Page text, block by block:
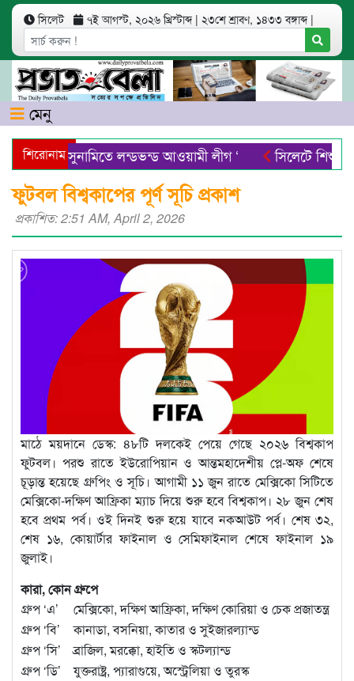
সিলেট ৭ই আগস্ট, ২০২৬ খ্রিস্টাব্দ | ২৩শে শ্রাবণ, ১৪৩৩ বঙ্গাব্দ |
মেনু
শিরোনামসুনামিতে লন্ডভন্ড আওয়ামী লীগ ‘
সিলেটে শিশু
নতুন ডিসি রেজা হাসান
সিলেটে ব্যতিক্রমধর্মী ক্যাম্পেইন
ফুটবল বিশ্বকাপের পূর্ণ সূচি প্রকাশ
প্রকাশিত: 2:51 AM, April 2, 2026
মাঠে ময়দানে ডেস্ক: ৪৮টি দলকেই পেয়ে গেছে ২০২৬ বিশ্বকাপ
ফুটবল। পরশু রাতে ইউরোপিয়ান ও আন্তমহাদেশীয় প্লে-অফ শেষে
চূড়ান্ত হয়েছে গ্রুপিং ও সূচি। আগামী ১১ জুন রাতে মেক্সিকো সিটিতে
মেক্সিকো-দক্ষিণ আফ্রিকা ম্যাচ দিয়ে শুরু হবে বিশ্বকাপ। ২৮ জুন শেষ
হবে প্রথম পর্ব। ওই দিনই শুরু হয়ে যাবে নকআউট পর্ব। শেষ ৩২,
শেষ ১৬, কোয়ার্টার ফাইনাল ও সেমিফাইনাল শেষে ফাইনাল ১৯
জুলাই।
কারা, কোন গ্রুপে
গ্রুপ ‘এ’
মেক্সিকো, দক্ষিণ আফ্রিকা, দক্ষিণ কোরিয়া ও চেক প্রজাতন্ত্র
গ্রুপ ‘বি’
কানাডা, বসনিয়া, কাতার ও সুইজারল্যান্ড
গ্রুপ ‘সি’
ব্রাজিল, মরক্কো, হাইতি ও স্কটল্যান্ড
গ্রুপ ‘ডি’
যুক্তরাষ্ট্র, প্যারাগুয়ে, অস্ট্রেলিয়া ও তুরস্ক